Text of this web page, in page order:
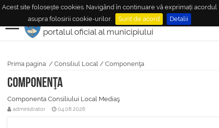
Acest site folosește cookies. Navigând în continuare vă exprimați acordul
asupra folosirii cookie-urilor.
Sunt de acord Detalii
MUNICIPIULMEDIAŞ
portalul oficial al municipiului
Prima pagina / Consiliul Local / Componenţa
Componenţa
Componenta Consiliului Local Mediaş
administrator 04.08.2026